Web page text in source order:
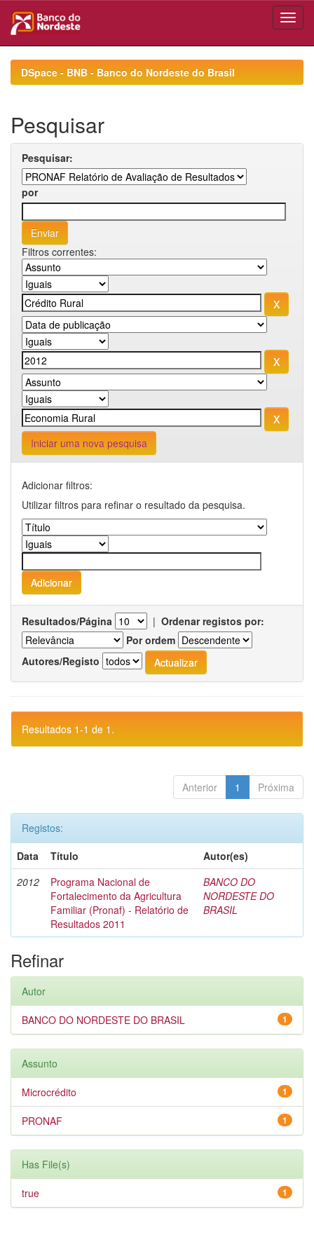
navigationDSpace - BNB - Banco do Nordeste do Brasil
Pesquisar
Pesquisar:
por
Filtros correntes:
Iniciar uma nova pesquisa
Adicionar filtros:
Utilizar filtros para refinar o resultado da pesquisa.
Resultados/Página | Ordenar registos por:
Por ordem
Autores/Registo
Resultados 1-1 de 1.
Anterior 1 Próxima
Registos:
Data
Título
Autor(es)
2012
Programa Nacional de
Fortalecimento da Agricultura
Familiar (Pronaf) - Relatório de
Resultados 2011
BANCO DO
NORDESTE DO
BRASIL
Refinar
Autor
1
BANCO DO NORDESTE DO BRASIL
Assunto
1
Microcrédito
1
PRONAF
Has File(s)
1
true